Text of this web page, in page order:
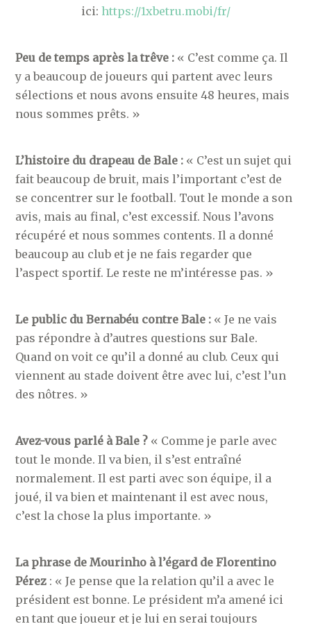
ici: https://1xbetru.mobi/fr/
Peu de temps après la trêve : « C’est comme ça. Il
y a beaucoup de joueurs qui partent avec leurs
sélections et nous avons ensuite 48 heures, mais
nous sommes prêts. »
L’histoire du drapeau de Bale : « C’est un sujet qui
fait beaucoup de bruit, mais l’important c’est de
se concentrer sur le football. Tout le monde a son
avis, mais au final, c’est excessif. Nous l’avons
récupéré et nous sommes contents. Il a donné
beaucoup au club et je ne fais regarder que
l’aspect sportif. Le reste ne m’intéresse pas. »
Le public du Bernabéu contre Bale : « Je ne vais
pas répondre à d’autres questions sur Bale.
Quand on voit ce qu’il a donné au club. Ceux qui
viennent au stade doivent être avec lui, c’est l’un
des nôtres. »
Avez-vous parlé à Bale ? « Comme je parle avec
tout le monde. Il va bien, il s’est entraîné
normalement. Il est parti avec son équipe, il a
joué, il va bien et maintenant il est avec nous,
c’est la chose la plus importante. »
La phrase de Mourinho à l’égard de Florentino
Pérez : « Je pense que la relation qu’il a avec le
président est bonne. Le président m’a amené ici
en tant que joueur et je lui en serai toujours